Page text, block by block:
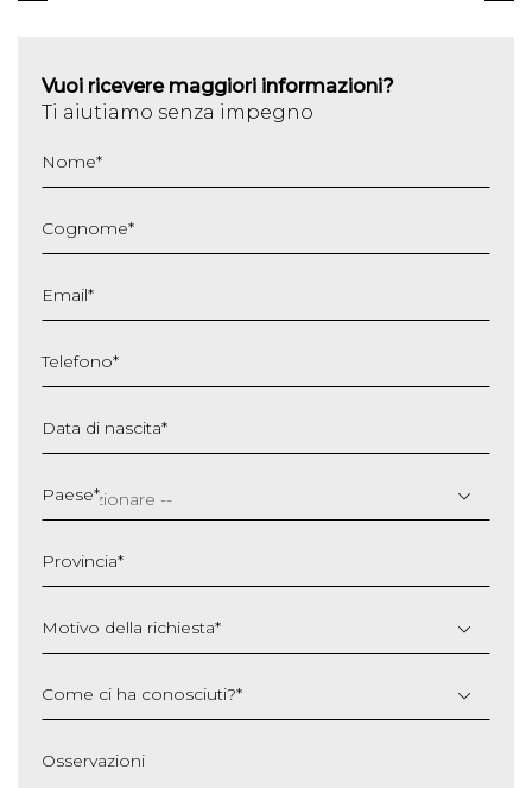
Vuoi ricevere maggiori informazioni?
Ti aiutiamo senza impegno
Nome*
Cognome*
Email*
Telefono*
Data di nascita*
slash
MM
AAAA
Paese*
Provincia*
Motivo della richiesta*
Come ci ha conosciuti?*
Osservazioni